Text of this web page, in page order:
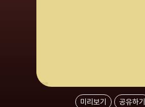
미리보기 공유하기